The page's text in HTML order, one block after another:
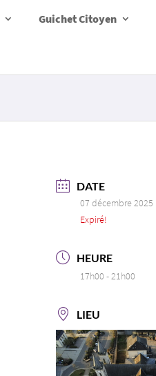
Guichet Citoyen
DATE
07 décembre 2025
Expiré!
HEURE
17h00 - 21h00
LIEU